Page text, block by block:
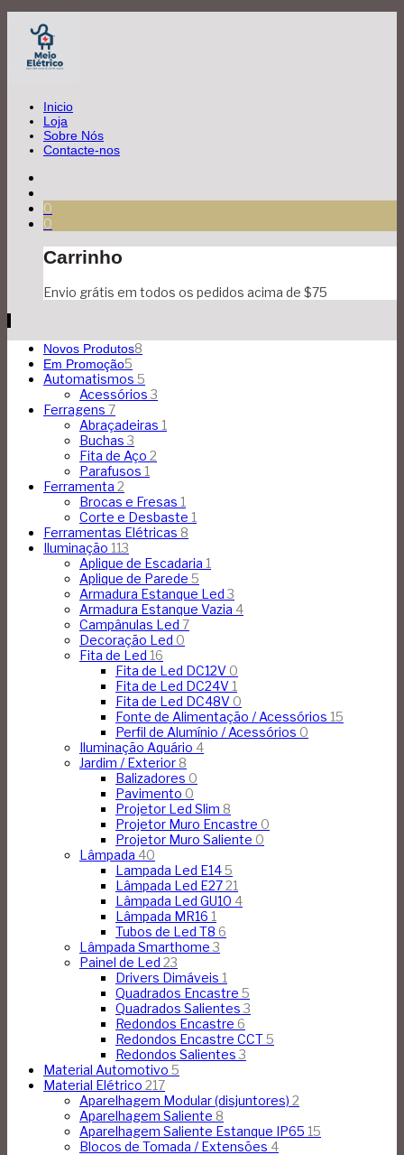
Inicio
Loja
Sobre Nós
Contacte-nos
0
0
Carrinho
Envio grátis em todos os pedidos acima de $75
Novos Produtos8
Em Promoção5
Automatismos 5
Acessórios3
Ferragens 7
Abraçadeiras 1
Buchas3
Fita de Aço 2
Parafusos 1
Ferramenta 2
Brocas e Fresas 1
Corte e Desbaste 1
Ferramentas Elétricas 8
Iluminação 113
Aplique de Escadaria 1
Aplique de Parede 5
Armadura Estanque Led3
Armadura Estanque Vazia 4
Campânulas Led 7
Decoração Led 0
Fita de Led 16
Fita de Led DC12V 0
Fita de Led DC24V 1
Fita de Led DC48V 0
Fonte de Alimentação / Acessórios 15
Perfil de Alumínio / Acessórios 0
Iluminação Aquário 4
Jardim / Exterior 8
Balizadores 0
Pavimento 0
Projetor Led Slim 8
Projetor Muro Encastre 0
Projetor Muro Saliente 0
Lâmpada 40
Lampada Led E145
Lâmpada Led E2721
Lâmpada Led GU10 4
Lâmpada MR16 1
Tubos de Led T8 6
Lâmpada Smarthome3
Painel de Led 23
Drivers Dimáveis 1
Quadrados Encastre 5
Quadrados Salientes3
Redondos Encastre 6
Redondos Encastre CCT5
Redondos Salientes3
Material Automotivo 5
Material Elétrico 217
Aparelhagem Modular (disjuntores) 2
Aparelhagem Saliente 8
Aparelhagem Saliente Estanque IP65 15
Blocos de Tomada / Extensões 4